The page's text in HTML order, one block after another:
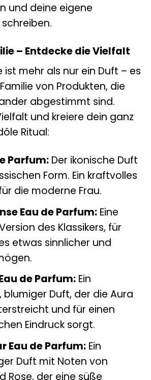
und deine eigene
– Entdecke die Vielfalt
ist mehr als nur ein Duft – es
von Produkten, die
abgestimmt sind.
und kreiere dein ganz
Ritual:
Parfum:Der ikonische Duft
Form. Ein kraftvolles
die moderne Frau.
Eau de Parfum:Eine
des Klassikers, für
etwas sinnlicher und
de Parfum:Ein
blumiger Duft, der die Aura
und für einen
Eindruck sorgt.
Eau de Parfum:Ein
Duft mit Noten von
Rose, der eine süße